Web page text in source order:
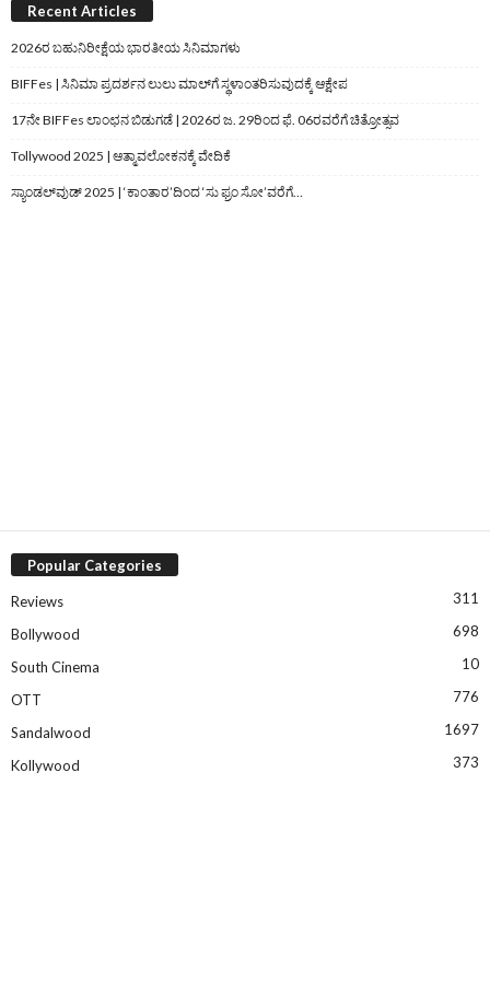
Recent Articles
2026ರ ಬಹುನಿರೀಕ್ಷೆಯ ಭಾರತೀಯ ಸಿನಿಮಾಗಳು
BIFFes | ಸಿನಿಮಾ ಪ್ರದರ್ಶನ ಲುಲು ಮಾಲ್‌ಗೆ ಸ್ಥಳಾಂತರಿಸುವುದಕ್ಕೆ ಆಕ್ಷೇಪ
17ನೇ BIFFes ಲಾಂಛನ ಬಿಡುಗಡೆ | 2026ರ ಜ. 29ರಿಂದ ಫೆ. 06ರವರೆಗೆ ಚಿತ್ರೋತ್ಸವ
Tollywood 2025 | ಆತ್ಮಾವಲೋಕನಕ್ಕೆ ವೇದಿಕೆ
ಸ್ಯಾಂಡಲ್‌ವುಡ್‌ 2025 | ‘ಕಾಂತಾರ’ದಿಂದ ‘ಸು ಫ್ರಂ ಸೋ’ವರೆಗೆ…
Popular Categories
Reviews 311
Bollywood 698
South Cinema 10
OTT 776
Sandalwood 1697
Kollywood 373